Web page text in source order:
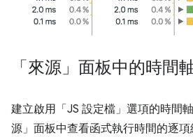
「來源」面板中的時間
建立啟用「JS 設定檔」 選項的時間
源」面板中查看函式執行時間的逐項